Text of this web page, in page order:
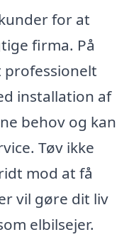
for at
firma. På
professionelt
installation af
behov og kan
Tøv ikke
mod at få
vil gøre dit liv
elbilsejer.